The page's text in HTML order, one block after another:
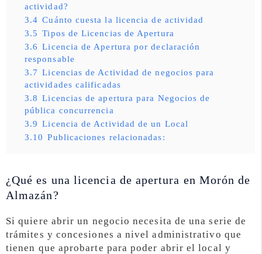
actividad?
3.4 Cuánto cuesta la licencia de actividad
3.5 Tipos de Licencias de Apertura
3.6 Licencia de Apertura por declaración
responsable
3.7 Licencias de Actividad de negocios para
actividades calificadas
3.8 Licencias de apertura para Negocios de
pública concurrencia
3.9 Licencia de Actividad de un Local
3.10 Publicaciones relacionadas:
¿Qué es una licencia de apertura en Morón de
Almazán?
Si quiere abrir un negocio necesita de una serie de
trámites y concesiones a nivel administrativo que
tienen que aprobarte para poder abrir el local y